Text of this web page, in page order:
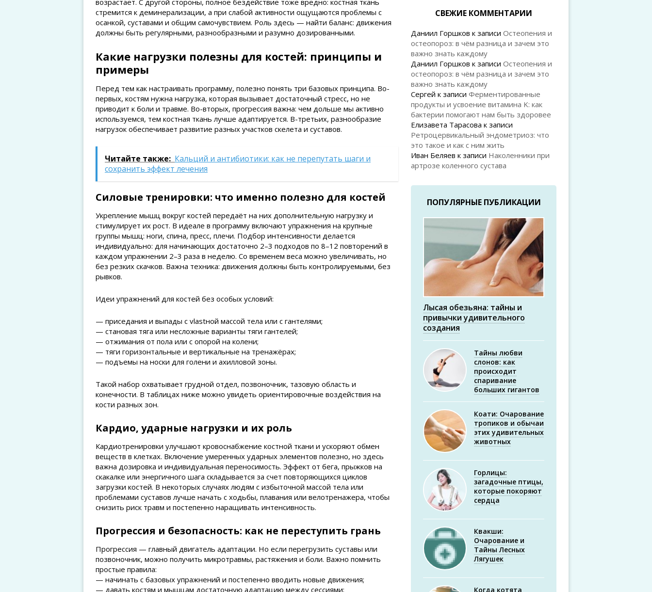
возрастает. С другой стороны, полное бездействие тоже вредно: костная ткань
стремится к деминерализации, а при слабой активности ощущаются проблемы с
осанкой, суставами и общим самочувствием. Роль здесь — найти баланс: движения
должны быть регулярными, разнообразными и разумно дозированными.
Какие нагрузки полезны для костей: принципы и
примеры
Перед тем как настраивать программу, полезно понять три базовых принципа. Во-
первых, костям нужна нагрузка, которая вызывает достаточный стресс, но не
приводит к боли и травме. Во-вторых, прогрессия важна: чем дольше мы активно
используемся, тем костная ткань лучше адаптируется. В-третьих, разнообразие
нагрузок обеспечивает развитие разных участков скелета и суставов.
Читайте также: Кальций и антибиотики: как не перепутать шаги и
сохранить эффект лечения
Силовые тренировки: что именно полезно для костей
Укрепление мышц вокруг костей передаёт на них дополнительную нагрузку и
стимулирует их рост. В идеале в программу включают упражнения на крупные
группы мышц: ноги, спина, пресс, плечи. Подбор интенсивности делается
индивидуально: для начинающих достаточно 2–3 подходов по 8–12 повторений в
каждом упражнении 2–3 раза в неделю. Со временем веса можно увеличивать, но
без резких скачков. Важна техника: движения должны быть контролируемыми, без
рывков.
Идеи упражнений для костей без особых условий:
— приседания и выпады с vlastной массой тела или с гантелями;
— становая тяга или несложные варианты тяги гантелей;
— отжимания от пола или с опорой на колени;
— тяги горизонтальные и вертикальные на тренажёрах;
— подъемы на носки для голени и ахилловой зоны.
Такой набор охватывает грудной отдел, позвоночник, тазовую область и
конечности. В таблицах ниже можно увидеть ориентировочные воздействия на
кости разных зон.
Кардио, ударные нагрузки и их роль
Кардиотренировки улучшают кровоснабжение костной ткани и ускоряют обмен
веществ в клетках. Включение умеренных ударных элементов полезно, но здесь
важна дозировка и индивидуальная переносимость. Эффект от бега, прыжков на
скакалке или энергичного шага складывается за счет повторяющихся циклов
загрузки костей. В некоторых случаях людям с избыточной массой тела или
проблемами суставов лучше начать с ходьбы, плавания или велотренажера, чтобы
снизить риск травм и постепенно наращивать интенсивность.
Прогрессия и безопасность: как не переступить грань
Прогрессия — главный двигатель адаптации. Но если перегрузить суставы или
позвоночник, можно получить микротравмы, растяжения и боли. Важно помнить
простые правила:
— начинать с базовых упражнений и постепенно вводить новые движения;
— давать костям и мышцам достаточную адаптацию между сессиями;
СВЕЖИЕ КОММЕНТАРИИ
Даниил Горшков к записи Остеопения и
остеопороз: в чём разница и зачем это
важно знать каждому
Даниил Горшков к записи Остеопения и
остеопороз: в чём разница и зачем это
важно знать каждому
Сергей к записи Ферментированные
продукты и усвоение витамина K: как
бактерии помогают нам быть здоровее
Елизавета Тарасова к записи
Ретроцервикальный эндометриоз: что
это такое и как с ним жить
Иван Беляев к записи Наколенники при
артрозе коленного сустава
ПОПУЛЯРНЫЕ ПУБЛИКАЦИИ
Лысая обезьяна: тайны и
привычки удивительного
создания
Тайны любви
слонов: как
происходит
спаривание
больших гигантов
Коати: Очарование
тропиков и обычаи
этих удивительных
животных
Горлицы:
загадочные птицы,
которые покоряют
сердца
Квакши:
Очарование и
Тайны Лесных
Лягушек
Когда котята